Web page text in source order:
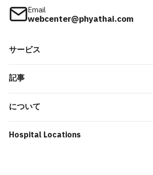
Email
webcenter@phyathai.com
サービス
記事
について
Hospital Locations